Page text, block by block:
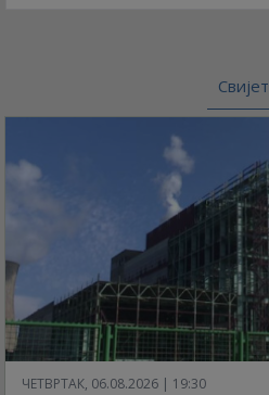
Свијет
ЧЕТВРТАК, 06.08.2026 | 19:30